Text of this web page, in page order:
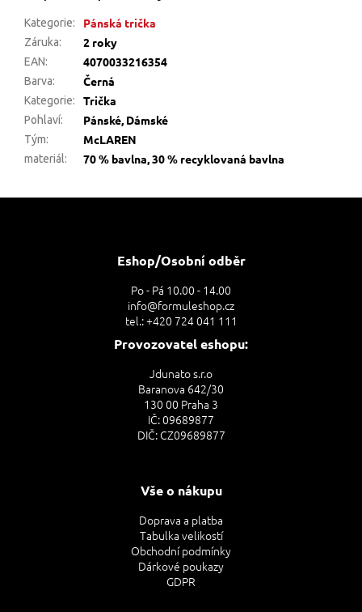
Kategorie: Pánská trička
Záruka: 2 roky
EAN: 4070033216354
Barva: Černá
Kategorie: Trička
Pohlaví: Pánské, Dámské
Tým: McLAREN
materiál: 70 % bavlna, 30 % recyklovaná bavlna
Eshop/Osobní odběr
Po - Pá 10.00 - 14.00
info@formuleshop.cz
tel.: +420 724 041 111
Provozovatel eshopu:
Jdunato s.r.o
Baranova 642/30
130 00 Praha 3
IČ: 09689877
DIČ: CZ09689877
Vše o nákupu
Doprava a platba
Tabulka velikostí
Obchodní podmínky
Dárkové poukazy
GDPR